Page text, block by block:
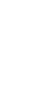
ะ จิตใ